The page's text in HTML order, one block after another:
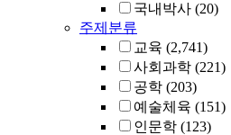
국내박사 (20)
주제분류
교육 (2,741)
사회과학 (221)
공학 (203)
예술체육 (151)
인문학 (123)